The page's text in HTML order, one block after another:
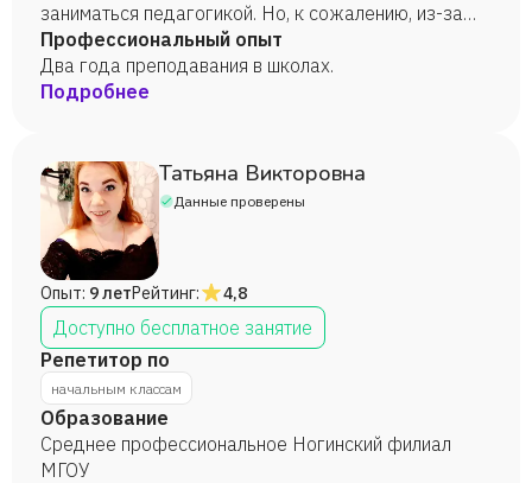
заниматься педагогикой. Но, к сожалению, из-за
моего минимального опыта мне предлагают весьма
низкооплачиваемую занятость в этой сфере.
Возможно, частичная занятость поможет мне найти
Профессиональный опыт
Два года преподавания в школах.
Подробнее
Татьяна Викторовна
Данные проверены
Опыт: 9 летРейтинг: 4,8
Доступно бесплатное занятие
Репетитор по
начальным классам
Образование
Среднее профессиональное Ногинский филиал
МГОУ